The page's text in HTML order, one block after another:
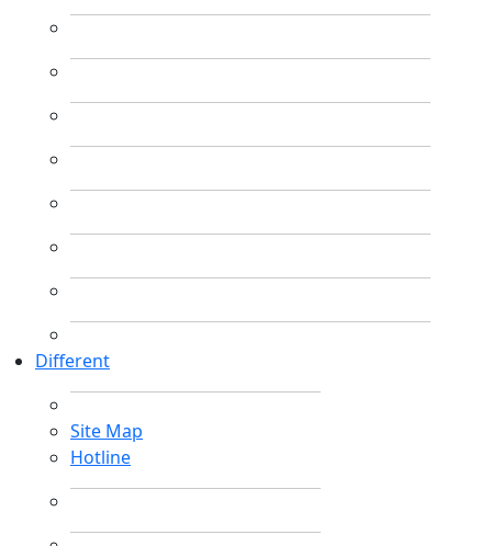
Different
Site Map
Hotline